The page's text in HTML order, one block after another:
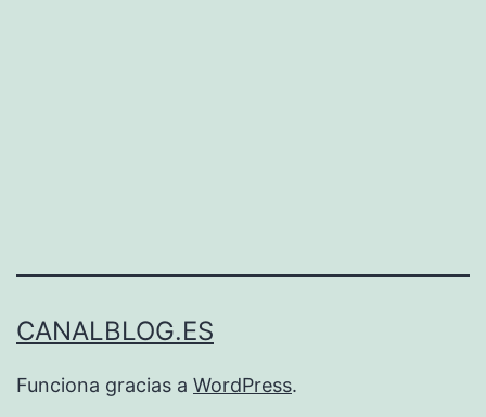
CANALBLOG.ES
Funciona gracias a WordPress.